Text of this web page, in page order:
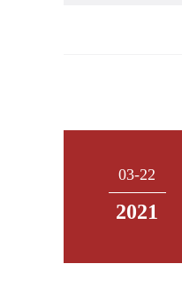
03-22
2021